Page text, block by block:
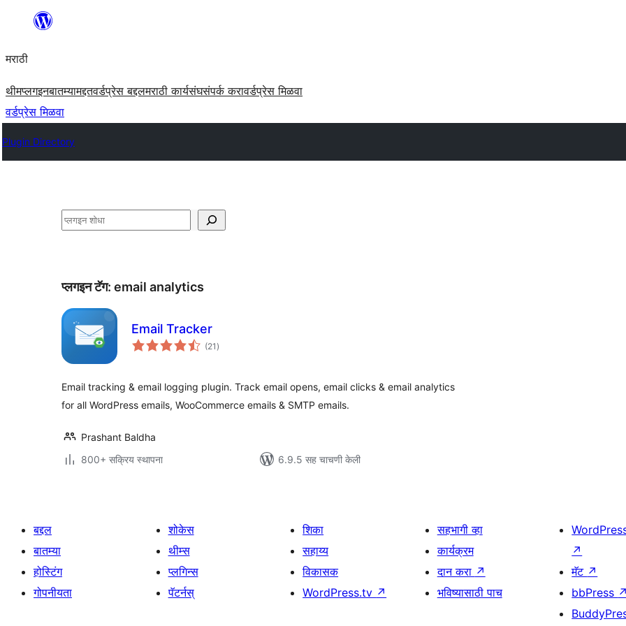
सामुग्रीवर
मराठी
थीमप्लगइनबातम्यामद्दतवर्डप्रेस बद्दलमराठी कार्यसंघसंपर्क करावर्डप्रेस मिळवा
वर्डप्रेस मिळवा
Plugin Directory
शोधा
प्लगइन टॅग: email analytics
Email Tracker
(21 एकूण
मूल्यांकन
)
Email tracking & email logging plugin. Track email opens, email clicks & email analytics
for all WordPress emails, WooCommerce emails & SMTP emails.
Prashant Baldha
800+ सक्रिय स्थापना
6.9.5 सह चाचणी केली
बद्दल
बातम्या
होस्टिंग
गोपनीयता
शोकेस
थीम्स
प्लगिन्स
पॅटर्नस्
शिका
सहाय्य
विकासक
WordPress.tv ↗
सहभागी व्हा
कार्यक्रम
दान करा ↗
भविष्यासाठी पाच
↗
मॅट ↗
bbPress ↗